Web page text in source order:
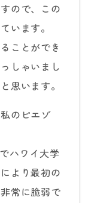
ので、この
います。
ことができ
しゃいまし
思います。
のピエゾ
ハワイ大学
より最初の
常に脆弱で